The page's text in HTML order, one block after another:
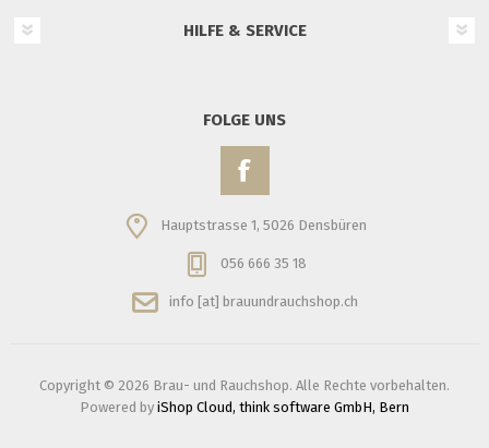
HILFE & SERVICE
FOLGE UNS
Hauptstrasse 1, 5026 Densbüren
056 666 35 18
info [at] brauundrauchshop.ch
Copyright © 2026 Brau- und Rauchshop. Alle Rechte vorbehalten.
Powered by iShop Cloud, think software GmbH, Bern